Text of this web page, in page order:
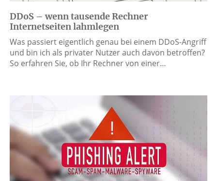
DDoS – wenn tausende Rechner
Internetseiten lahmlegen
Was passiert eigentlich genau bei einem DDoS-Angriff
und bin ich als privater Nutzer auch davon betroffen?
So erfahren Sie, ob Ihr Rechner von einer…